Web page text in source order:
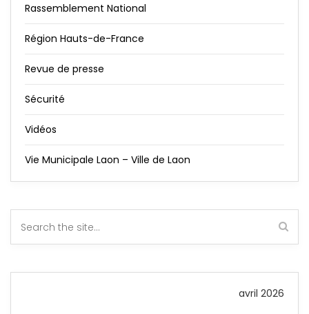
Rassemblement National
Région Hauts-de-France
Revue de presse
Sécurité
Vidéos
Vie Municipale Laon – Ville de Laon
avril 2026